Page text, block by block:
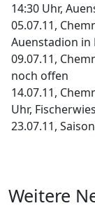
14:30 Uhr,
05.07.11,
Auenstadion in
09.07.11,
noch offen
14.07.11,
Uhr,
23.07.11,
Weitere